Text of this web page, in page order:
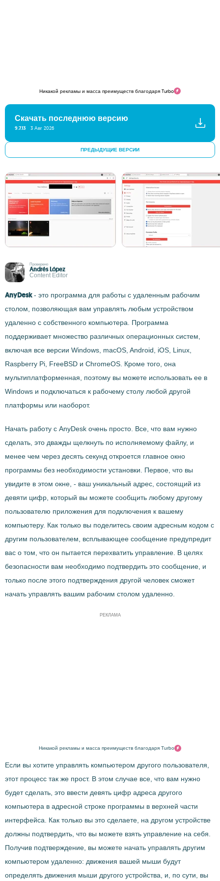
Никакой рекламы и масса преимуществ благодаря Turbo
Скачать последнюю версию
9.7.13 3 Авг 2026
ПРЕДЫДУЩИЕ ВЕРСИИ
Проверено
Andrés López
Content Editor
AnyDesk- это программа для работы с удаленным рабочим
столом, позволяющая вам управлять любым устройством
удаленно с собственного компьютера. Программа
поддерживает множество различных операционных систем,
включая все версии Windows, macOS, Android, iOS, Linux,
Raspberry Pi, FreeBSD и ChromeOS. Кроме того, она
мультиплатформенная, поэтому вы можете использовать ее в
Windows и подключаться к рабочему столу любой другой
платформы или наоборот.
Начать работу с AnyDesk очень просто. Все, что вам нужно
сделать, это дважды щелкнуть по исполняемому файлу, и
менее чем через десять секунд откроется главное окно
программы без необходимости установки. Первое, что вы
увидите в этом окне, - ваш уникальный адрес, состоящий из
девяти цифр, который вы можете сообщить любому другому
пользователю приложения для подключения к вашему
компьютеру. Как только вы поделитесь своим адресным кодом с
другим пользователем, всплывающее сообщение предупредит
вас о том, что он пытается перехватить управление. В целях
безопасности вам необходимо подтвердить это сообщение, и
только после этого подтверждения другой человек сможет
начать управлять вашим рабочим столом удаленно.
РЕКЛАМА
Никакой рекламы и масса преимуществ благодаря Turbo
Если вы хотите управлять компьютером другого пользователя,
этот процесс так же прост. В этом случае все, что вам нужно
будет сделать, это ввести девять цифр адреса другого
компьютера в адресной строке программы в верхней части
интерфейса. Как только вы это сделаете, на другом устройстве
должны подтвердить, что вы можете взять управление на себя.
Получив подтверждение, вы можете начать управлять другим
компьютером удаленно: движения вашей мыши будут
определять движения мыши другого устройства, и, по сути, вы